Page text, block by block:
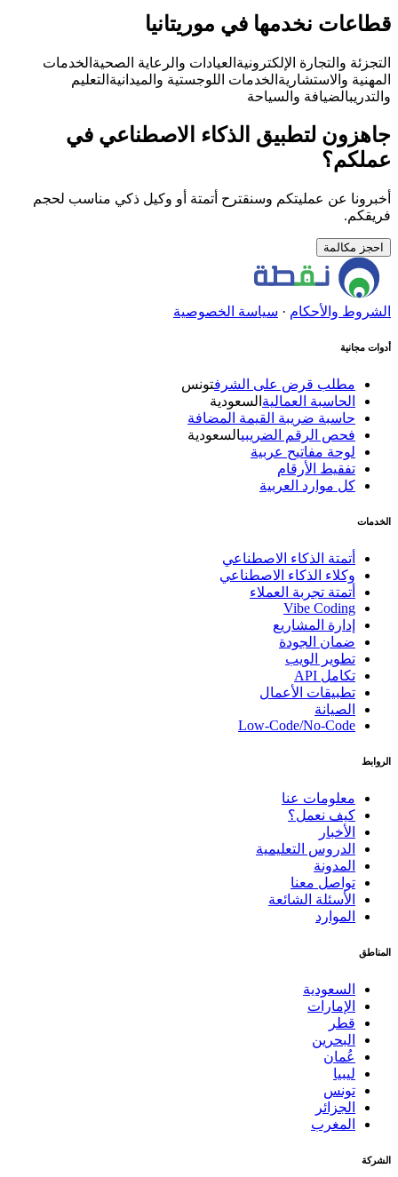
قطاعات نخدمها في موريتانيا
التجزئة والتجارة الإلكترونيةالعيادات والرعاية الصحيةالخدمات
المهنية والاستشاريةالخدمات اللوجستية والميدانيةالتعليم
والتدريب الضيافة والسياحة
جاهزون لتطبيق الذكاء الاصطناعي في
عملكم؟
أخبرونا عن عمليتكم وسنقترح أتمتة أو وكيل ذكي مناسب لحجم
فريقكم.
احجز مكالمة
الشروط والأحكام· سياسة الخصوصية
أدوات مجانية
مطلب قرض على الشرف تونس
الحاسبة العماليةالسعودية
حاسبة ضريبة القيمة المضافة
فحص الرقم الضريبيالسعودية
لوحة مفاتيح عربية
تفقيط الأرقام
كل موارد العربية
الخدمات
أتمتة الذكاء الاصطناعي
وكلاء الذكاء الاصطناعي
أتمتة تجربة العملاء
Vibe Coding
إدارة المشاريع
ضمان الجودة
تطوير الويب
تكامل API
تطبيقات الأعمال
الصيانة
Low-Code/No-Code
الروابط
معلومات عنا
كيف نعمل؟
الأخبار
الدروس التعليمية
المدونة
تواصل معنا
الأسئلة الشائعة
الموارد
المناطق
السعودية
الإمارات
قطر
البحرين
عُمان
ليبيا
تونس
الجزائر
المغرب
الشركة